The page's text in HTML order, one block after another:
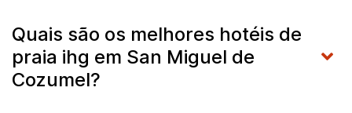
Quais são os melhores hotéis de
praia ihg em San Miguel de
Cozumel?